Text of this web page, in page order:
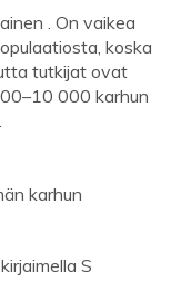
. On vaikea
koska
tutkijat ovat
000 karhun
karhun
S